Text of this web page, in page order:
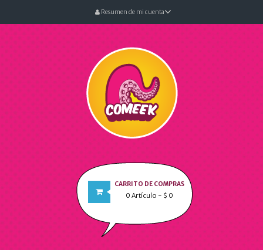
Resumen de mi cuenta
CARRITO DE COMPRAS
0 Artículo - $ 0